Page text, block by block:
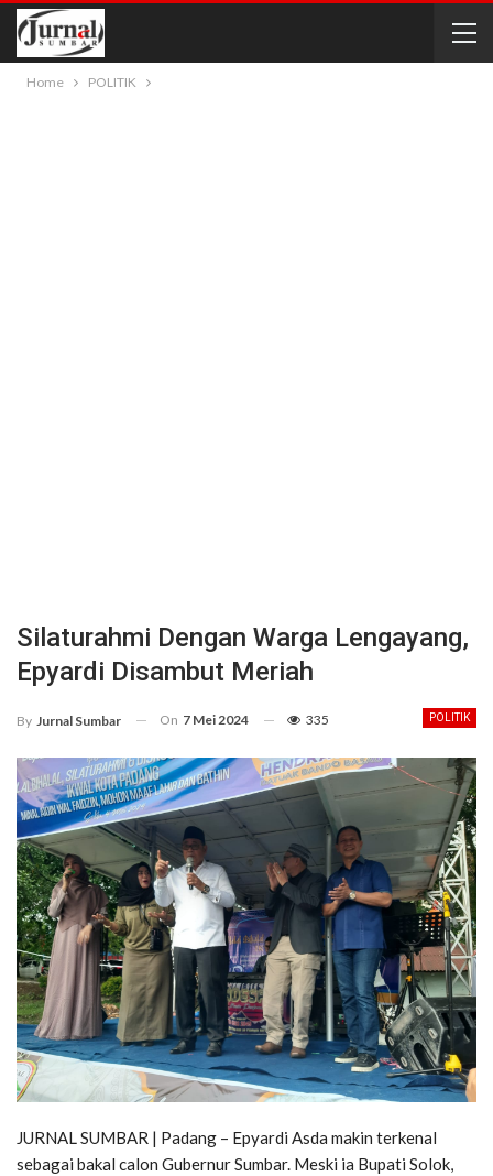
Home POLITIK
Silaturahmi Dengan Warga Lengayang,
Epyardi Disambut Meriah
POLITIK
By Jurnal Sumbar On 7 Mei 2024 335
JURNAL SUMBAR | Padang – Epyardi Asda makin terkenal
sebagai bakal calon Gubernur Sumbar. Meski ia Bupati Solok,